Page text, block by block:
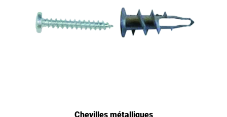
Chevilles métalliques